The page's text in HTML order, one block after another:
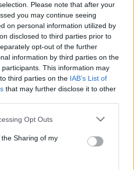
Please note that after your
you may continue seeing
on personal information utilized by
disclosed to third parties prior to
opt-out of the further
information by third parties on the
participants. This information may
third parties on the IAB’s List of
that may further disclose it to other
app uses one or more Google
usage behaviour. You may click to
Google and its third-party tags to
purposes in below Google
Opt Outs
Sharing of my
az erős, szellemes alapok,
az egész album
felelt. A UK garage a
tól a drillig, a bulizástól a
a szemlélődésig
– miközben a jellegzetes
fogják az albumot.